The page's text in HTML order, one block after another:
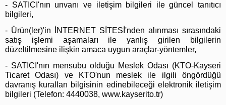
- SATICI'nın unvanı ve iletişim bilgileri ile güncel tanıtıcı
bilgileri,
- Ürün(ler)'in İNTERNET SİTESİ'nden alınması sırasındaki
satış işlemi aşamaları ile yanlış girilen bilgilerin
düzeltilmesine ilişkin amaca uygun araçlar-yöntemler,
- SATICI'nın mensubu olduğu Meslek Odası (KTO-Kayseri
Ticaret Odası) ve KTO'nun meslek ile ilgili öngördüğü
davranış kuralları bilgisinin edinebileceği elektronik iletişim
bilgileri (Telefon: 4440038, www.kayserito.tr)